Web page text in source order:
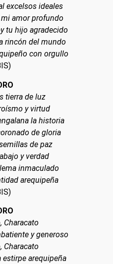
excelsos ideales
mi amor profundo
tu hijo agradecido
rincón del mundo
con orgullo
tierra de luz
y virtud
la historia
de gloria
de paz
y verdad
inmaculado
arequipeña
Characato
y generoso
Characato
arequipeña